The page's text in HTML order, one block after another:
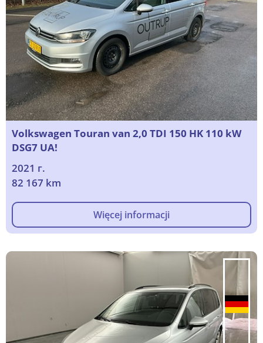
Volkswagen Touran van 2,0 TDI 150 HK 110 kW
DSG7 UA!
2021 г.
82 167 km
Więcej informacji